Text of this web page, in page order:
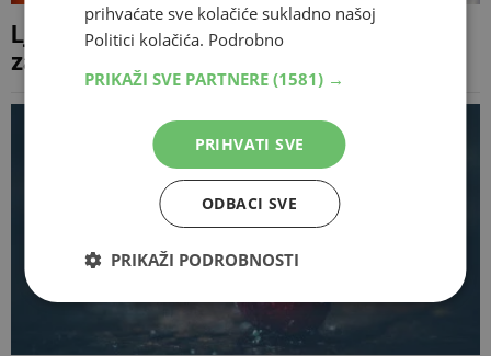
Ljetna namirnica koja čuva srce i lagana je
za želudac
prihvaćate sve kolačiće sukladno našoj
Politici kolačića. Podrobno
PRIKAŽI SVE PARTNERE (1581) →
PRIHVATI SVE
ODBACI SVE
PRIKAŽI PODROBNOSTI